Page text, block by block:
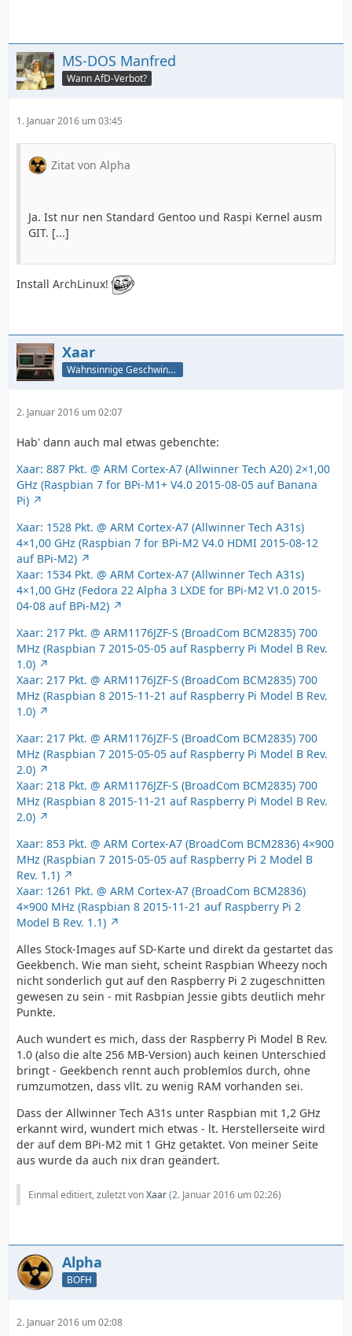
MS-DOS Manfred
Wann AfD-Verbot?
1. Januar 2016 um 03:45
Zitat von Alpha
Ja. Ist nur nen Standard Gentoo und Raspi Kernel ausm
GIT. [...]
Install ArchLinux!
Xaar
Wahnsinnige Geschwindigkeit - und los!
2. Januar 2016 um 02:07
Hab' dann auch mal etwas gebenchte:
Xaar: 887 Pkt. @ ARM Cortex-A7 (Allwinner Tech A20) 2×1,00
GHz (Raspbian 7 for BPi-M1+ V4.0 2015-08-05 auf Banana
Pi)
Xaar: 1528 Pkt. @ ARM Cortex-A7 (Allwinner Tech A31s)
4×1,00 GHz (Raspbian 7 for BPi-M2 V4.0 HDMI 2015-08-12
auf BPi-M2)
Xaar: 1534 Pkt. @ ARM Cortex-A7 (Allwinner Tech A31s)
4×1,00 GHz (Fedora 22 Alpha 3 LXDE for BPi-M2 V1.0 2015-
04-08 auf BPi-M2)
Xaar: 217 Pkt. @ ARM1176JZF-S (BroadCom BCM2835) 700
MHz (Raspbian 7 2015-05-05 auf Raspberry Pi Model B Rev.
1.0)
Xaar: 217 Pkt. @ ARM1176JZF-S (BroadCom BCM2835) 700
MHz (Raspbian 8 2015-11-21 auf Raspberry Pi Model B Rev.
1.0)
Xaar: 217 Pkt. @ ARM1176JZF-S (BroadCom BCM2835) 700
MHz (Raspbian 7 2015-05-05 auf Raspberry Pi Model B Rev.
2.0)
Xaar: 218 Pkt. @ ARM1176JZF-S (BroadCom BCM2835) 700
MHz (Raspbian 8 2015-11-21 auf Raspberry Pi Model B Rev.
2.0)
Xaar: 853 Pkt. @ ARM Cortex-A7 (BroadCom BCM2836) 4×900
MHz (Raspbian 7 2015-05-05 auf Raspberry Pi 2 Model B
Rev. 1.1)
Xaar: 1261 Pkt. @ ARM Cortex-A7 (BroadCom BCM2836)
4×900 MHz (Raspbian 8 2015-11-21 auf Raspberry Pi 2
Model B Rev. 1.1)
Alles Stock-Images auf SD-Karte und direkt da gestartet das
Geekbench. Wie man sieht, scheint Raspbian Wheezy noch
nicht sonderlich gut auf den Raspberry Pi 2 zugeschnitten
gewesen zu sein - mit Rasbpian Jessie gibts deutlich mehr
Punkte.
Auch wundert es mich, dass der Raspberry Pi Model B Rev.
1.0 (also die alte 256 MB-Version) auch keinen Unterschied
bringt - Geekbench rennt auch problemlos durch, ohne
rumzumotzen, dass vllt. zu wenig RAM vorhanden sei.
Dass der Allwinner Tech A31s unter Raspbian mit 1,2 GHz
erkannt wird, wundert mich etwas - lt. Herstellerseite wird
der auf dem BPi-M2 mit 1 GHz getaktet. Von meiner Seite
aus wurde da auch nix dran geändert.
Einmal editiert, zuletzt vonXaar(2. Januar 2016 um 02:26)
Alpha
BOFH
2. Januar 2016 um 02:08